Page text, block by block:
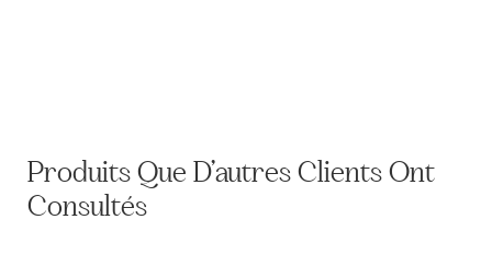
Produits Que D’autres Clients Ont
Consultés